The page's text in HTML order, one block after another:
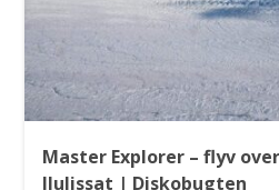
Master Explorer – flyv
Ilulissat | Diskobugten